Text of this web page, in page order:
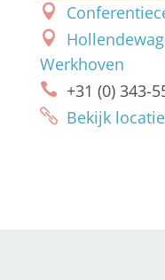
Werkhoven
+31 (0) 343-
Bekijk